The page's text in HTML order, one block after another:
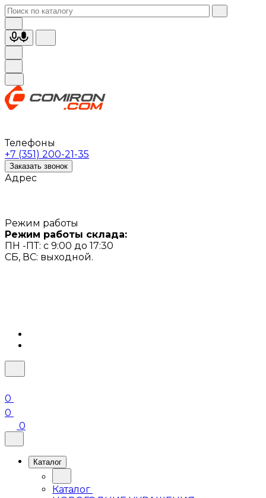
Телефоны
+7 (351) 200-21-35
Заказать звонок
Адрес
Режим работы
Режим работы склада:
ПН -ПТ: с 9:00 до 17:30
СБ, ВС: выходной.
0
0
0
Каталог
Каталог